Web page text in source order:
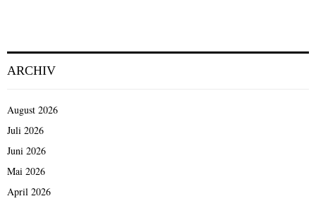
ARCHIV
August 2026
Juli 2026
Juni 2026
Mai 2026
April 2026